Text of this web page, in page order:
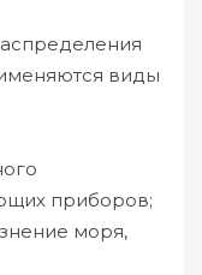
виды
приборов;
моря,